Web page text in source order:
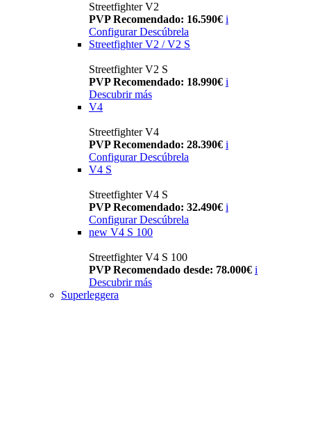
Streetfighter V2
PVP Recomendado: 16.590€ i
Configurar Descúbrela
Streetfighter V2 / V2 S
Streetfighter V2 S
PVP Recomendado: 18.990€ i
Descubrir más
V4
Streetfighter V4
PVP Recomendado: 28.390€ i
Configurar Descúbrela
V4 S
Streetfighter V4 S
PVP Recomendado: 32.490€ i
Configurar Descúbrela
new V4 S 100
Streetfighter V4 S 100
PVP Recomendado desde: 78.000€ i
Descubrir más
Superleggera